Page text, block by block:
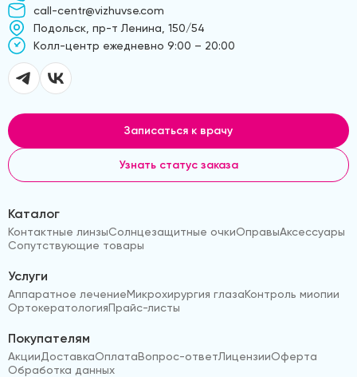
call-centr@vizhuvse.com
Подольск, пр-т Ленина, 150/54
Kолл-центр ежедневно 9:00 – 20:00
Записаться к врачу
Узнать статус заказа
Каталог
Контактные линзыСолнцезащитные очкиОправыАксессуары
Сопутствующие товары
Услуги
Аппаратное лечениеМикрохирургия глазаКонтроль миопии
ОртокератологияПрайс-листы
Покупателям
АкцииДоставкаОплатаВопрос-ответЛицензииОферта
Обработка данных